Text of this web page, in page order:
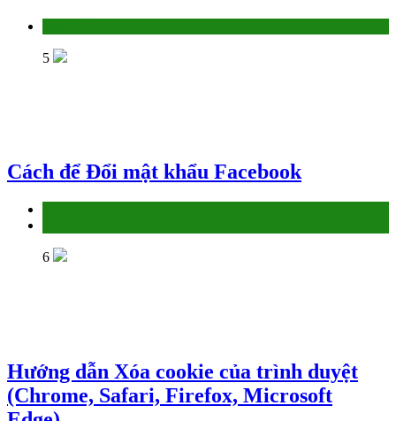
5
Cách để Đổi mật khẩu Facebook
6
Hướng dẫn Xóa cookie của trình duyệt
(Chrome, Safari, Firefox, Microsoft